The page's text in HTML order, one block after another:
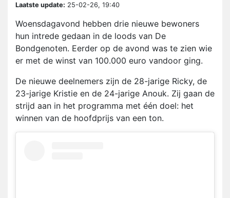
Laatste update: 25-02-26, 19:40
Woensdagavond hebben drie nieuwe bewoners
hun intrede gedaan in de loods van De
Bondgenoten. Eerder op de avond was te zien wie
er met de winst van 100.000 euro vandoor ging.
De nieuwe deelnemers zijn de 28-jarige Ricky, de
23-jarige Kristie en de 24-jarige Anouk. Zij gaan de
strijd aan in het programma met één doel: het
winnen van de hoofdprijs van een ton.